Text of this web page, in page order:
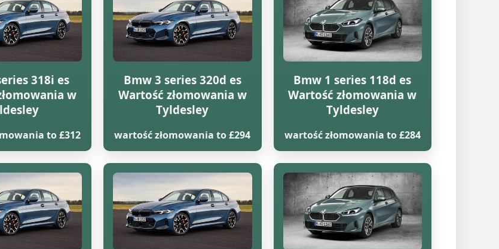
318i es
w
to £312
Bmw 3 series 320d es
Wartość złomowania w
Tyldesley
wartość złomowania to £294
Bmw 1 series 118d es
Wartość złomowania w
Tyldesley
wartość złomowania to £284